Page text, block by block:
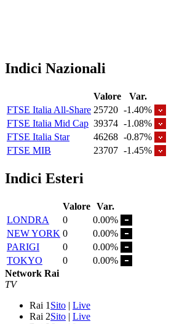
Indici Nazionali
Valore
Var.
FTSE Italia All-Share 25720 -1.40%
FTSE Italia Mid Cap 39374 -1.08%
FTSE Italia Star
46268 -0.87%
FTSE MIB
23707 -1.45%
Indici Esteri
Valore Var.
LONDRA
0
0.00%
NEW YORK 0
0.00%
PARIGI
0
0.00%
TOKYO
0
0.00%
Network Rai
TV
Rai 1 Sito | Live
Rai 2Sito | Live